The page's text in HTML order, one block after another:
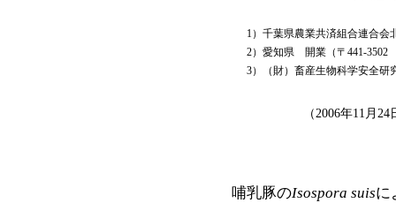
1）千葉県農業共済組合連合
2）愛知県 開業（〒441-3502
3）（財）畜産生物科学安全研
（2006年11月
哺乳豚のIsospora suisに